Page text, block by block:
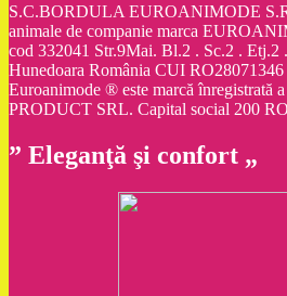
S.C.BORDULA EUROANIMODE
animale de companie marca
cod 332041 Str.9Mai. Bl.2 . Sc.2 . Etj.2
Hunedoara România CUI RO28071346
Euroanimode ® este marcă
PRODUCT SRL. Capital social 200
” Eleganţă şi confort „